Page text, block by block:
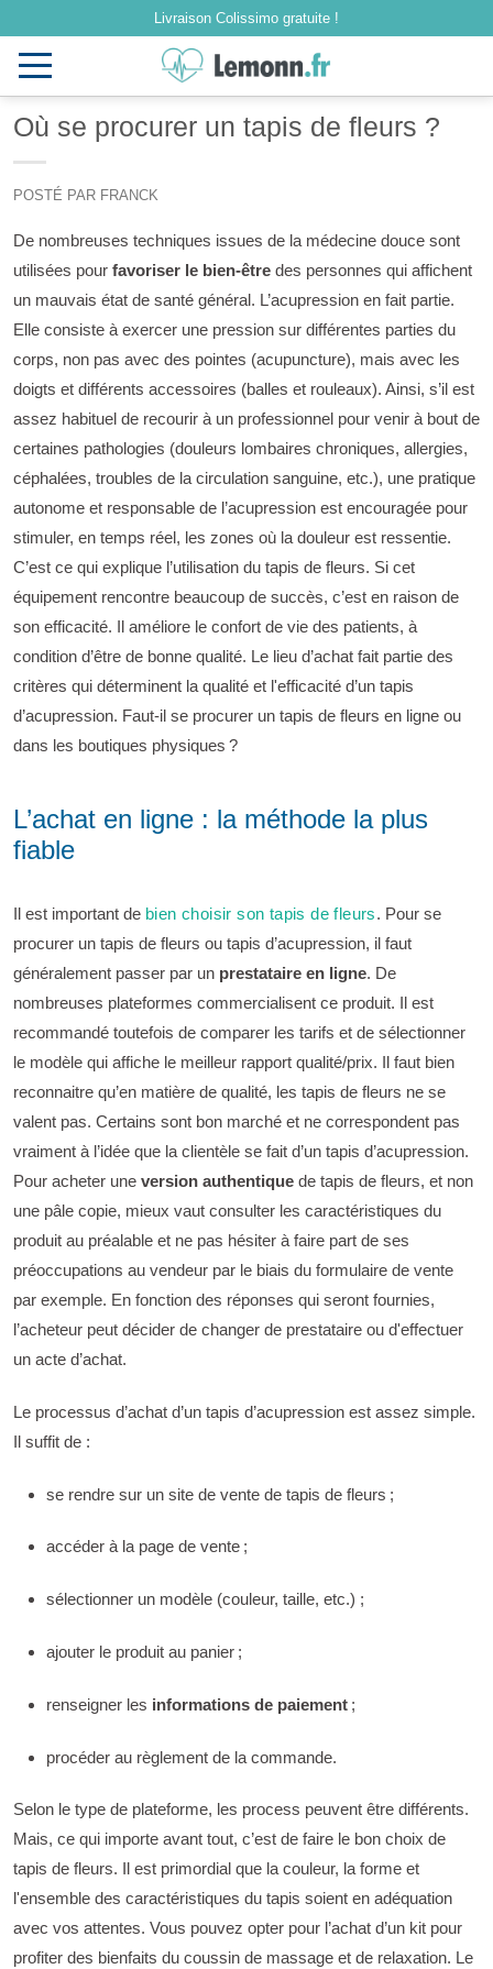
Livraison Colissimo gratuite !
Toggle
Où se procurer un tapis de fleurs ?
POSTÉ PAR FRANCK
De nombreuses techniques issues de la médecine douce sont
utilisées pour favoriser le bien-être des personnes qui affichent
un mauvais état de santé général. L’acupression en fait partie.
Elle consiste à exercer une pression sur différentes parties du
corps, non pas avec des pointes (acupuncture), mais avec les
doigts et différents accessoires (balles et rouleaux). Ainsi, s’il est
assez habituel de recourir à un professionnel pour venir à bout de
certaines pathologies (douleurs lombaires chroniques, allergies,
céphalées, troubles de la circulation sanguine, etc.), une pratique
autonome et responsable de l’acupression est encouragée pour
stimuler, en temps réel, les zones où la douleur est ressentie.
C’est ce qui explique l’utilisation du tapis de fleurs. Si cet
équipement rencontre beaucoup de succès, c’est en raison de
son efficacité. Il améliore le confort de vie des patients, à
condition d’être de bonne qualité. Le lieu d’achat fait partie des
critères qui déterminent la qualité et l'efficacité d’un tapis
d’acupression. Faut-il se procurer un tapis de fleurs en ligne ou
dans les boutiques physiques ?
L’achat en ligne : la méthode la plus
fiable
Il est important de bien choisir son tapis de fleurs. Pour se
procurer un tapis de fleurs ou tapis d’acupression, il faut
généralement passer par un prestataire en ligne. De
nombreuses plateformes commercialisent ce produit. Il est
recommandé toutefois de comparer les tarifs et de sélectionner
le modèle qui affiche le meilleur rapport qualité/prix. Il faut bien
reconnaitre qu’en matière de qualité, les tapis de fleurs ne se
valent pas. Certains sont bon marché et ne correspondent pas
vraiment à l’idée que la clientèle se fait d’un tapis d’acupression.
Pour acheter une version authentique de tapis de fleurs, et non
une pâle copie, mieux vaut consulter les caractéristiques du
produit au préalable et ne pas hésiter à faire part de ses
préoccupations au vendeur par le biais du formulaire de vente
par exemple. En fonction des réponses qui seront fournies,
l’acheteur peut décider de changer de prestataire ou d'effectuer
un acte d’achat.
Le processus d’achat d’un tapis d’acupression est assez simple.
Il suffit de :
se rendre sur un site de vente de tapis de fleurs ;
accéder à la page de vente ;
sélectionner un modèle (couleur, taille, etc.) ;
ajouter le produit au panier ;
renseigner les informations de paiement ;
procéder au règlement de la commande.
Selon le type de plateforme, les process peuvent être différents.
Mais, ce qui importe avant tout, c’est de faire le bon choix de
tapis de fleurs. Il est primordial que la couleur, la forme et
l'ensemble des caractéristiques du tapis soient en adéquation
avec vos attentes. Vous pouvez opter pour l’achat d’un kit pour
profiter des bienfaits du coussin de massage et de relaxation. Le